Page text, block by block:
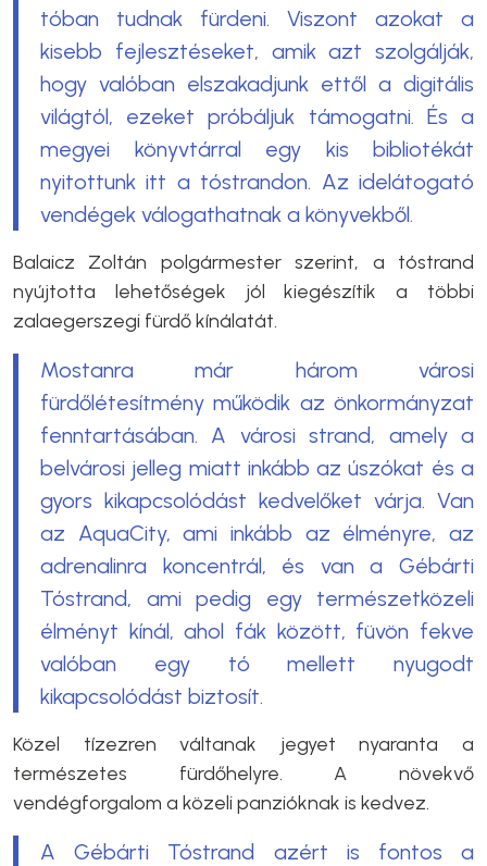
tóban tudnak fürdeni. Viszont azokat a
kisebb fejlesztéseket, amik azt szolgálják,
hogy valóban elszakadjunk ettől a digitális
világtól, ezeket próbáljuk támogatni. És a
megyei könyvtárral egy kis bibliotékát
nyitottunk itt a tóstrandon. Az idelátogató
vendégek válogathatnak a könyvekből.
Balaicz Zoltán polgármester szerint, a tóstrand
nyújtotta lehetőségek jól kiegészítik a többi
zalaegerszegi fürdő kínálatát.
Mostanra már három városi
fürdőlétesítmény működik az önkormányzat
fenntartásában. A városi strand, amely a
belvárosi jelleg miatt inkább az úszókat és a
gyors kikapcsolódást kedvelőket várja. Van
az AquaCity, ami inkább az élményre, az
adrenalinra koncentrál, és van a Gébárti
Tóstrand, ami pedig egy természetközeli
élményt kínál, ahol fák között, füvön fekve
valóban egy tó mellett nyugodt
kikapcsolódást biztosít.
Közel tízezren váltanak jegyet nyaranta a
természetes fürdőhelyre. A növekvő
vendégforgalom a közeli panzióknak is kedvez.
A Gébárti Tóstrand azért is fontos a